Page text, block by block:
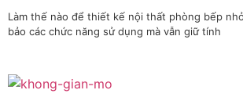
Làm thế nào để thiết kế nội thất phòng bếp
bảo các chức năng sử dụng mà vẫn giữ tính